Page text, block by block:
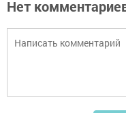
Нет